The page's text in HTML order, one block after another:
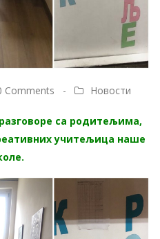
Comments - Новости
са родитељима,
учитељица наше